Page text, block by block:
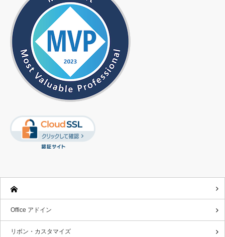
Office アドイン
リボン・カスタマイズ